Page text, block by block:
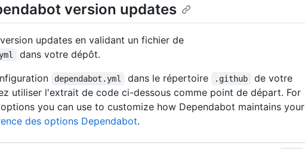
version updates
updates en validant un fichier de
dans votre dépôt.
dependabot.yml dans le répertoire .github
de votre
utiliser l'extrait de code ci-dessous comme point de départ. For
you can use to customize how Dependabot maintains your
des options Dependabot.